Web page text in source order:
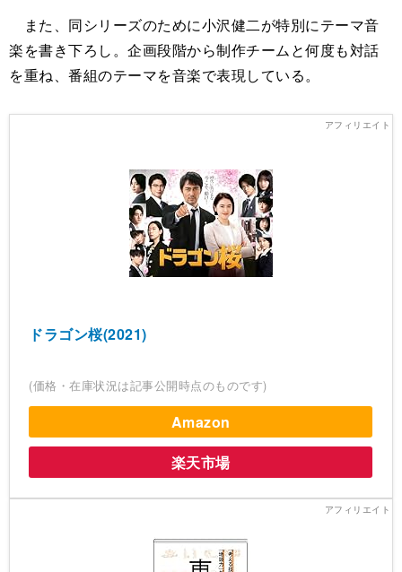
また、同シリーズのために小沢健二が特別にテーマ音
楽を書き下ろし。企画段階から制作チームと何度も対話
を重ね、番組のテーマを音楽で表現している。
ドラゴン桜(2021)
(価格・在庫状況は記事公開時点のものです)
Amazon
楽天市場